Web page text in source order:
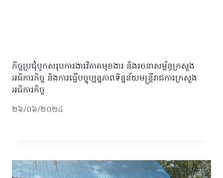
កិច្ចប្រជុំបូកសរុបការងារវិភាគមុខងារ​ និងរចនាសម្ព័ន្ធក្រសួង
អធិការកិច្ច​ និងការធ្វេីបច្ចុប្បន្នភាពទិន្នន័យមន្រ្តីរាជការក្រសួង
អធិការកិច្ច​
២៦/០៦/២០២៤